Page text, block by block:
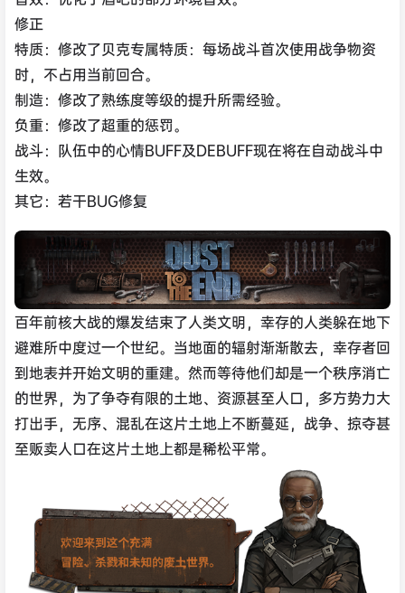
修正
特质：修改了贝克专属特质：每场战斗首次使用战争物资
时，不占用当前回合。
制造：修改了熟练度等级的提升所需经验。
负重：修改了超重的惩罚。
战斗：队伍中的心情BUFF及DEBUFF现在将在自动战斗中
生效。
其它：若干BUG修复
百年前核大战的爆发结束了人类文明，幸存的人类躲在地下
避难所中度过一个世纪。当地面的辐射渐渐散去，幸存者回
到地表并开始文明的重建。然而等待他们却是一个秩序消亡
的世界，为了争夺有限的土地、资源甚至人口，多方势力大
打出手，无序、混乱在这片土地上不断蔓延，战争、掠夺甚
至贩卖人口在这片土地上都是稀松平常。